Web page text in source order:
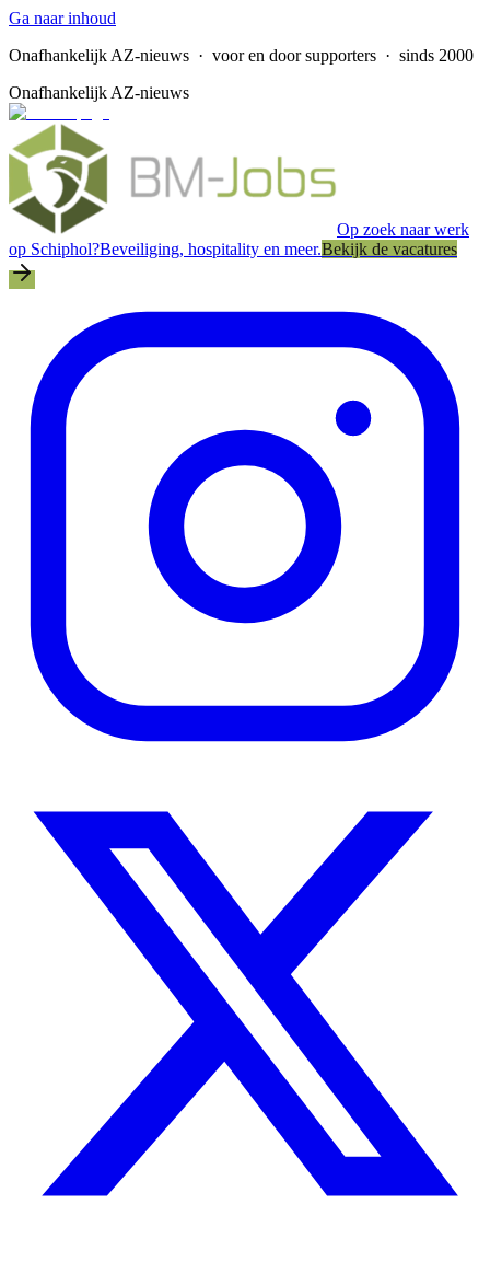
Ga naar inhoud
Onafhankelijk AZ-nieuws · voor en door supporters · sinds 2000
Onafhankelijk AZ-nieuws
Op zoek naar werk
op Schiphol?Beveiliging, hospitality en meer.Bekijk de vacatures